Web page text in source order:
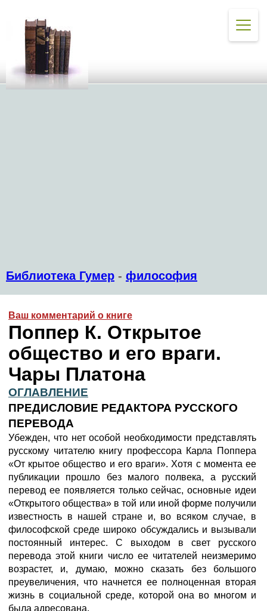
Библиотека Гумер - философия
Ваш комментарий о книге
Поппер К. Открытое
общество и его враги.
Чары Платона
ОГЛАВЛЕНИЕ
ПРЕДИСЛОВИЕ РЕДАКТОРА РУССКОГО
ПЕРЕВОДА
Убежден, что нет особой необходимости представлять
русскому читателю книгу профессора Карла Поппера
«От крытое общество и его враги». Хотя с момента ее
публикации прошло без малого полвека, а русский
перевод ее появляется только сейчас, основные идеи
«Открытого общества» в той или иной форме получили
известность в нашей стране и, во всяком случае, в
философской среде широко обсуждались и вызывали
постоянный интерес. С выходом в свет русского
перевода этой книги число ее читателей неизмеримо
возрастет, и, думаю, можно сказать без большого
преувеличения, что начнется ее полноценная вторая
жизнь в социальной среде, которой она во многом и
была адресована.